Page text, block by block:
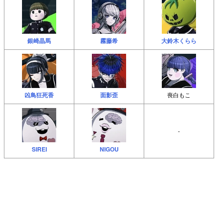
銀崎晶馬 霧藤希 大鈴木くらら
凶鳥狂死香 面影歪 喪白もこ
SIREI NIGOU
-